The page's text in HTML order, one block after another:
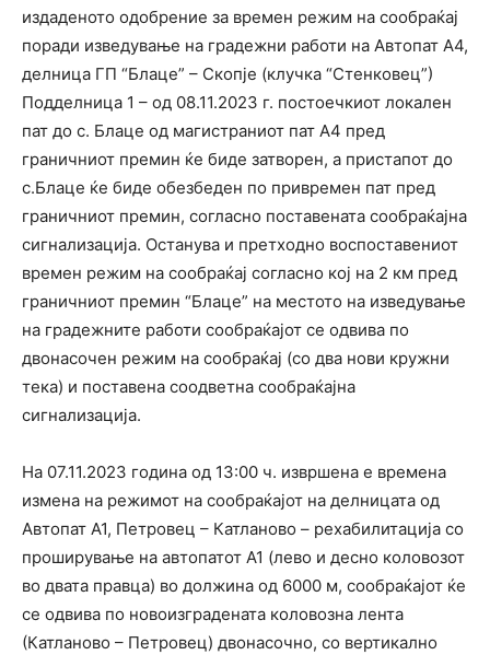
издаденото одобрение за времен режим на сообраќај
поради изведување на градежни работи на Автопат А4,
делница ГП “Блаце” – Скопје (клучка “Стенковец”)
Подделница 1 – од 08.11.2023 г. постоечкиот локален
пат до с. Блаце од магистраниот пат А4 пред
граничниот премин ќе биде затворен, а пристапот до
с.Блаце ќе биде обезбеден по привремен пат пред
граничниот премин, согласно поставената сообраќајна
сигнализација. Останува и претходно воспоставениот
времен режим на сообраќај согласно кој на 2 км пред
граничниот премин “Блаце” на местото на изведување
на градежните работи сообраќајот се одвива по
двонасочен режим на сообраќај (со два нови кружни
тека) и поставена соодветна сообраќајна
сигнализација.
На 07.11.2023 година од 13:00 ч. извршена е времена
измена на режимот на сообраќајот на делницата од
Автопат А1, Пeтровец – Катланово – рехабилитација со
проширување на автопатот А1 (лево и десно коловозот
во двата правца) во должина од 6000 м, сообраќајот ќе
се одвива по новоизградената коловозна лента
(Катланово – Петровец) двонасочно, со вертикално